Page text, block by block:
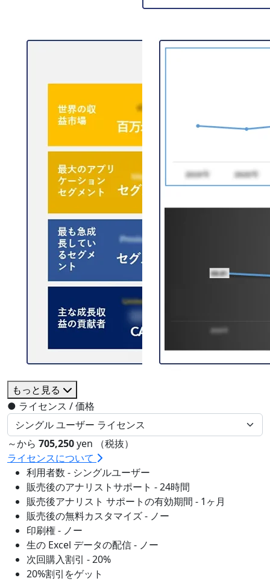
もっと見る
● ライセンス / 価格
～から 705,250yen （税抜）
ライセンスについて
利用者数 - シングルユーザー
販売後のアナリストサポート - 24時間
販売後アナリスト サポートの有効期間 - 1ヶ月
販売後の無料カスタマイズ - ノー
印刷権 - ノー
生の Excel データの配信 - ノー
次回購入割引 - 20%
20%割引をゲット